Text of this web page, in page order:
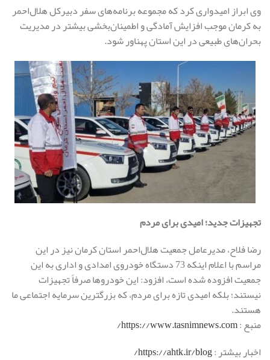
وی ابراز امیدواری کرد که مجموعه برنامه‌های سفر دبیرکل هلال‌احمر
به کرمان موجب افزایش آمادگی و اطمینان‌بخشی بیشتر در مدیریت
بحران‌های طبیعی در این استان پهناور شود.
تجهیزات جدید؛ امیدی برای مردم
رضا فلاح، مدیرعامل جمعیت هلال‌احمر استان کرمان نیز در این
مراسم با اعلام اینکه 73 دستگاه خودروی امدادی و اداری به این
جمعیت افزوده شده است، افزود: این خودروها صرفاً تجهیزات
نیستند؛ بلکه امیدی تازه برای مردم، که بزرگترین سرمایه اجتماعی ما
هستند.
منبع :https://www.tasnimnews.com/
اخبار بیشتر :https://ahtk.ir/blog/